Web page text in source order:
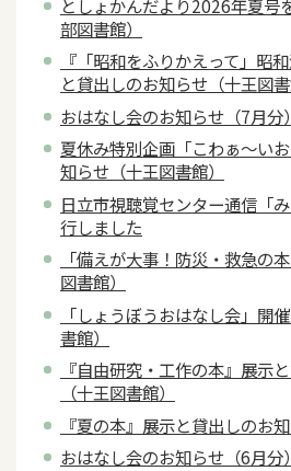
としょかんだより2026年夏号
部図書館）
『「昭和をふりかえって」昭
と貸出しのお知らせ（十王図書
おはなし会のお知らせ（7月分）
夏休み特別企画「こわぁ～い
知らせ（十王図書館）
日立市視聴覚センター通信「
行しました
「備えが大事！防災・救急の
図書館）
「しょうぼうおはなし会」開
書館）
『自由研究・工作の本』展示
（十王図書館）
『夏の本』展示と貸出しのお
おはなし会のお知らせ（6月分）